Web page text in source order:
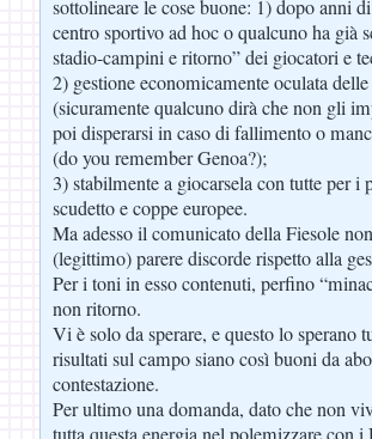
sottolineare le cose buone: 1) dopo anni
centro sportivo ad hoc o qualcuno ha già
stadio-campini e ritorno” dei giocatori e
2) gestione economicamente oculata
(sicuramente qualcuno dirà che non gli
poi disperarsi in caso di fallimento o
(do you remember Genoa?);
3) stabilmente a giocarsela con tutte per i
scudetto e coppe europee.
Ma adesso il comunicato della Fiesole
(legittimo) parere discorde rispetto alla
Per i toni in esso contenuti, perfino
non ritorno.
Vi è solo da sperare, e questo lo sperano
risultati sul campo siano così buoni da
contestazione.
Per ultimo una domanda, dato che non